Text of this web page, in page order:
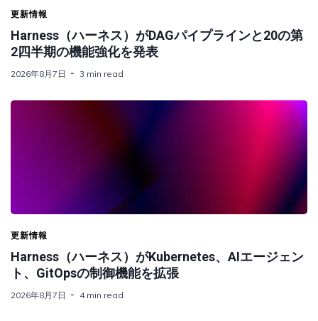
更新情報
Harness（ハーネス）がDAGパイプラインと20の第
2四半期の機能強化を発表
2026年8月7日 3 min read
更新情報
Harness（ハーネス）がKubernetes、AIエージェン
ト、GitOpsの制御機能を拡張
2026年8月7日 4 min read